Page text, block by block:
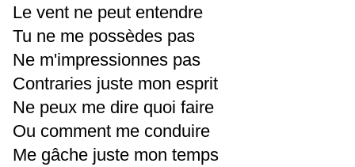
Le vent ne peut entendre
Tu ne me possèdes pas
Ne m'impressionnes pas
Contraries juste mon esprit
Ne peux me dire quoi faire
Ou comment me conduire
Me gâche juste mon temps